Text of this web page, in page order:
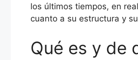
los últimos tiempos, en
cuanto a su estructura y
Qué es y de